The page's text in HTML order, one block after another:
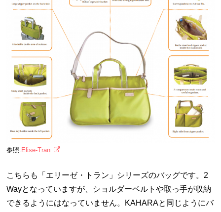
参照: Elise-Tran
こちらも「エリーゼ・トラン」シリーズのバッグです。2
Wayとなっていますが、ショルダーベルトや取っ手が収納
できるようにはなっていません。KAHARAと同じようにバ